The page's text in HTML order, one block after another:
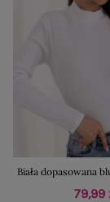
Biała dopasowana
79,99